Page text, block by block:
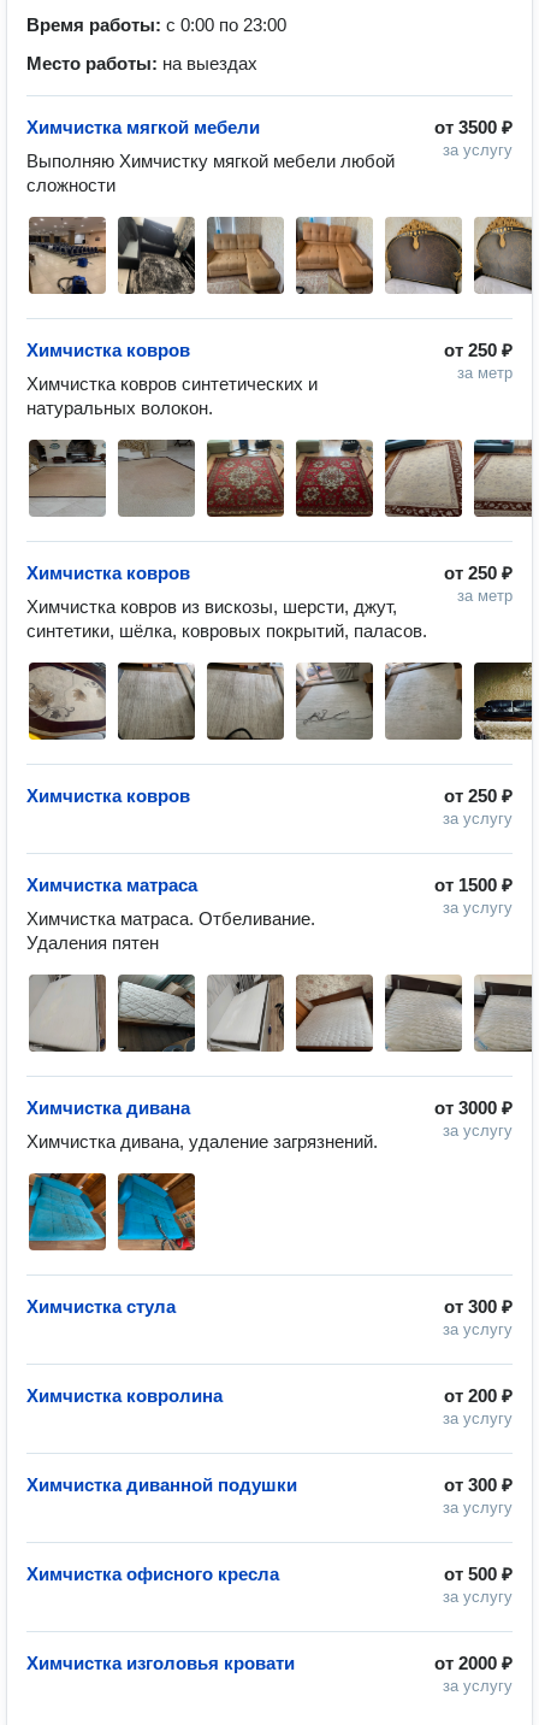
Время работы: с 0:00 по 23:00
Место работы: на выездах
от 3500 ₽
за услугу
Химчистка мягкой мебели
Выполняю Химчистку мягкой мебели любой
сложности
от 250 ₽
за метр
Химчистка ковров
Химчистка ковров синтетических и
натуральных волокон.
от 250 ₽
за метр
Химчистка ковров
Химчистка ковров из вискозы, шерсти, джут,
синтетики, шёлка, ковровых покрытий, паласов.
от 250 ₽
за услугу
Химчистка ковров
от 1500 ₽
за услугу
Химчистка матраса
Химчистка матраса. Отбеливание.
Удаления пятен
от 3000 ₽
за услугу
Химчистка дивана
Химчистка дивана, удаление загрязнений.
от 300 ₽
за услугу
Химчистка стула
от 200 ₽
за услугу
Химчистка ковролина
от 300 ₽
за услугу
Химчистка диванной подушки
от 500 ₽
за услугу
Химчистка офисного кресла
от 2000 ₽
за услугу
Химчистка изголовья кровати